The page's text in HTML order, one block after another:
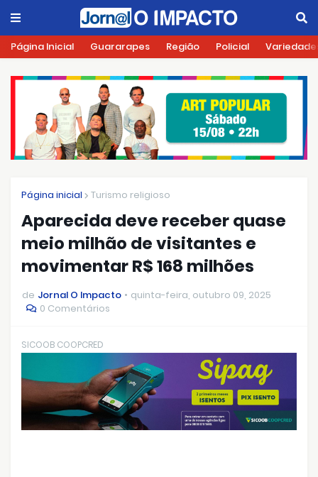
Página Inicial Guararapes Região Policial
Página inicial Turismo religioso
Aparecida deve receber quase
meio milhão de visitantes e
movimentar R$ 168 milhões
de Jornal O Impacto
quinta-feira, outubro 09, 2025
0 Comentários
SICOOB COOPCRED